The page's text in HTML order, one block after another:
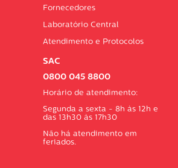
Fornecedores
Laboratório Central
Atendimento e Protocolos
SAC
0800 045 8800
Horário de atendimento:
Segunda a sexta - 8h às 12h e
das 13h30 às 17h30
Não há atendimento em
feriados.